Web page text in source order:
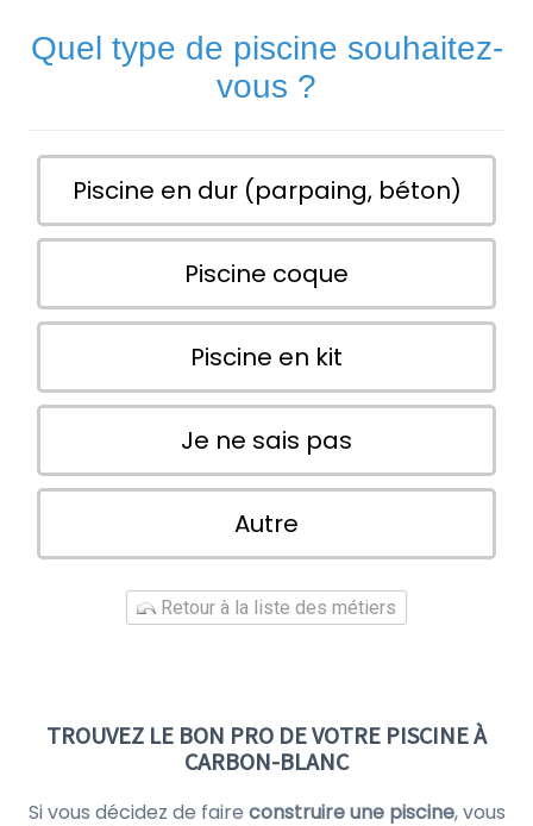
Quel type de piscine souhaitez-
vous ?
Piscine en dur (parpaing, béton)
Piscine coque
Piscine en kit
Je ne sais pas
Autre
Retour à la liste des métiers
TROUVEZ LE BON PRO DE VOTRE PISCINE À
CARBON-BLANC
Si vous décidez de faire construire une piscine, vous